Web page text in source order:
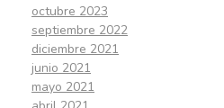
octubre 2023
septiembre 2022
diciembre 2021
junio 2021
mayo 2021